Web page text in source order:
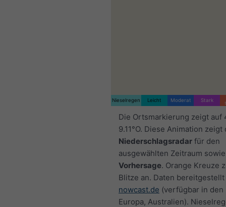
Nieselregen Leicht Moderat Stark
Die Ortsmarkierung zeigt auf
9.11°O. Diese Animation zeigt
Niederschlagsradar für den
ausgewählten Zeitraum
Vorhersage. Orange Kreuze
Blitze an. Daten
nowcast.de (verfügbar in den
Europa, Australien).